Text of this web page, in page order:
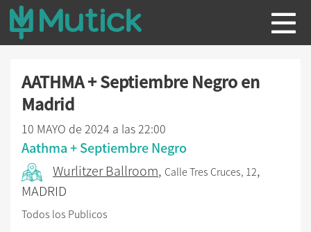
AATHMA + Septiembre Negro en
Madrid
10 MAYO de 2024 a las 22:00
Aathma + Septiembre Negro
Wurlitzer Ballroom, Calle Tres Cruces, 12,
MADRID
Todos los Publicos